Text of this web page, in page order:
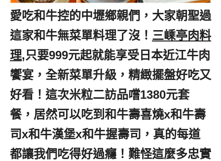
愛吃和牛控的中壢鄉親們，大家朝聖過
這家和牛無菜單料理了沒！ 三嵊亭肉料
理,只要999元起就能享受日本近江牛肉
饗宴，全新菜單升級，精緻擺盤好吃又
好看！這次米粒二訪品嚐1380元套
餐，居然可以吃到和牛壽喜燒x和牛壽
司x和牛漢堡x和牛握壽司，真的每道
都讓我們吃得好過癮！難怪這麼多忠實